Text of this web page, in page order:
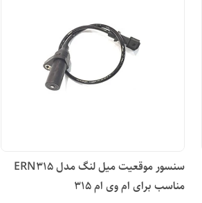
سنسور موقعیت میل لنگ مدل ERN315
مناسب برای ام وی ام 315